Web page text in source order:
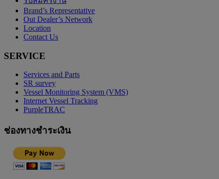
Brand’s Representative
Out Dealer’s Network
Location
Contact Us
SERVICE
Services and Parts
SR survey
Vessel Monitoring System (VMS)
Internet Vessel Tracking
PurpleTRAC
ช่องทางชำระเงิน